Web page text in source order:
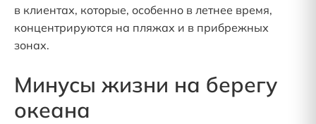
в клиентах, которые, особенно в летнее время,
концентрируются на пляжах и в прибрежных
зонах.
Минусы жизни на берегу
океана